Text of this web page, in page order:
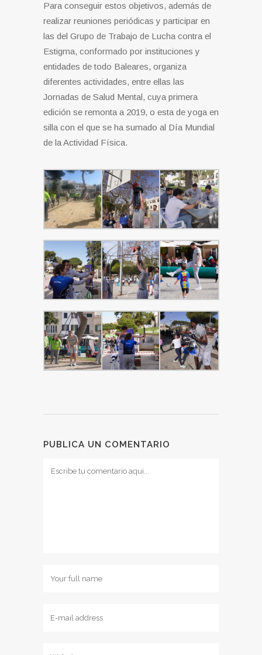
Para conseguir estos objetivos, además de
realizar reuniones periódicas y participar en
las del Grupo de Trabajo de Lucha contra el
Estigma, conformado por instituciones y
entidades de todo Baleares, organiza
diferentes actividades, entre ellas las
Jornadas de Salud Mental, cuya primera
edición se remonta a 2019, o esta de yoga en
silla con el que se ha sumado al Día Mundial
de la Actividad Física.
PUBLICA UN COMENTARIO